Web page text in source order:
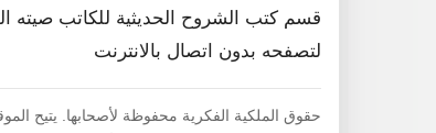
قسم كتب الشروح الحديثية للكاتب صيته
لتصفحه بدون اتصال بالانترنت
حقوق الملكية الفكرية محفوظة لأصحابها. يتيح